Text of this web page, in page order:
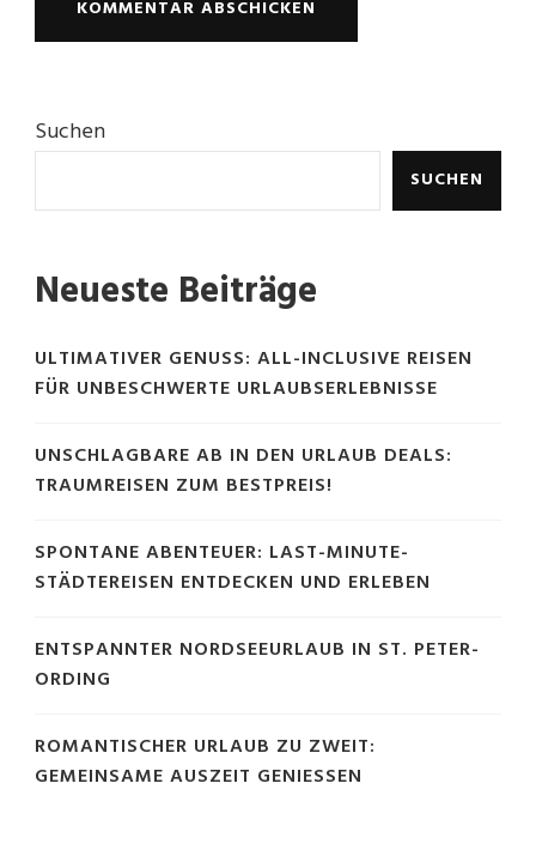
Suchen
SUCHEN
Neueste Beiträge
ULTIMATIVER GENUSS: ALL-INCLUSIVE REISEN
FÜR UNBESCHWERTE URLAUBSERLEBNISSE
UNSCHLAGBARE AB IN DEN URLAUB DEALS:
TRAUMREISEN ZUM BESTPREIS!
SPONTANE ABENTEUER: LAST-MINUTE-
STÄDTEREISEN ENTDECKEN UND ERLEBEN
ENTSPANNTER NORDSEEURLAUB IN ST. PETER-
ORDING
ROMANTISCHER URLAUB ZU ZWEIT:
GEMEINSAME AUSZEIT GENIESSEN